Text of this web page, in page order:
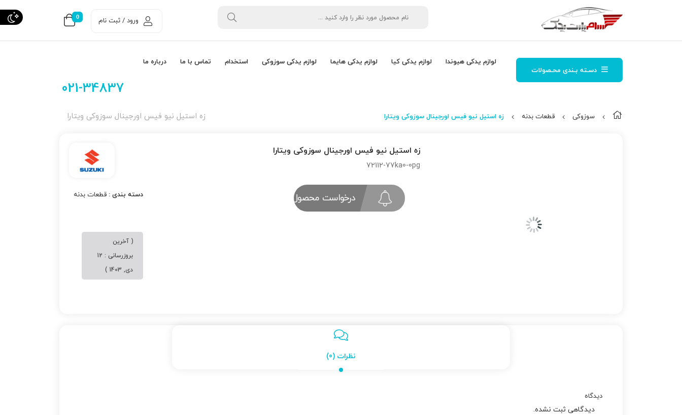
0 ورود / ثبت نام
دسـته بـندی محـصولات
لوازم یدکی هیوندا لوازم یدکی کیا لوازم یدکی هایما لوازم یدکی سوزوکی استخدام تماس با ما درباره ما
021-34837
زه استیل نیو فیس اورجینال سوزوکی ویتارا سوزوکی قطعات بدنه زه استیل نیو فیس اورجینال سوزوکی ویتارا
زه استیل نیو فیس اورجینال سوزوکی ویتارا
72112-77ka0-0pg
درخواست محصول دسته بندی :قطعات بدنه
( آخرین
بروزرسانی : 12
دی, 1403 )
نظرات (0)
دیدگاه
دیدگاهی ثبت نشده.